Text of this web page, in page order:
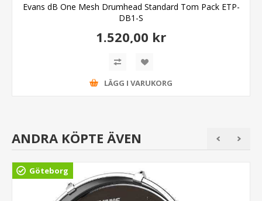
Evans dB One Mesh Drumhead Standard Tom Pack ETP-
DB1-S
1.520,00 kr
LÄGG I VARUKORG
ANDRA KÖPTE ÄVEN
Göteborg